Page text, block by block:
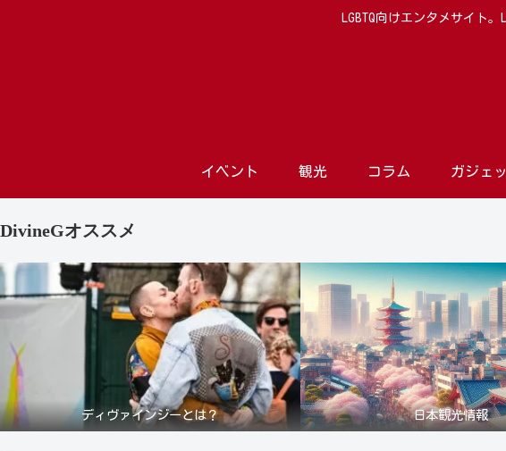
LGBTQ向けエンタメサイト
イベント 観光 コラム ガジェ
DivineGオススメ
ディヴァインジーとは？ 日本観光情報